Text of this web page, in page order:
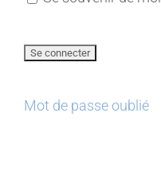
Mot de passe oublié